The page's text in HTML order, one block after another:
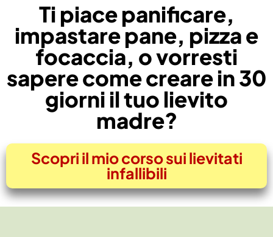
Ti piace panificare,
impastare pane, pizza e
focaccia, o vorresti
sapere come creare in 30
giorni il tuo lievito
madre?
Scopri il mio corso sui lievitati
infallibili